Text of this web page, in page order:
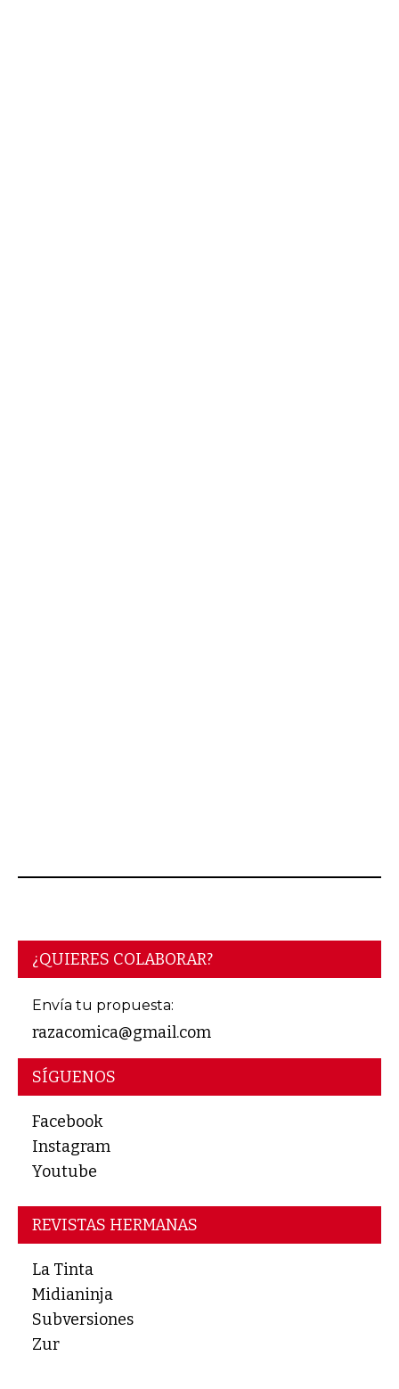
¿QUIERES COLABORAR?
Envía tu propuesta:
razacomica@gmail.com
SÍGUENOS
Facebook
Instagram
Youtube
REVISTAS HERMANAS
La Tinta
Midianinja
Subversiones
Zur